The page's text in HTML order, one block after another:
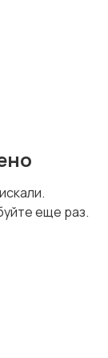
еще раз.